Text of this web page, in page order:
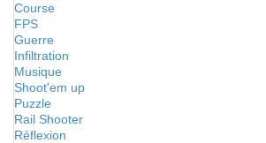
Course
FPS
Guerre
Infiltration
Musique
Shoot'em up
Puzzle
Rail Shooter
Réflexion